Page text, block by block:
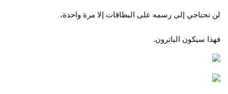
لن تحتاجي إلى رسمه على البطاقات إلا مرة واحدة،
فهذا سيكون الباترون.